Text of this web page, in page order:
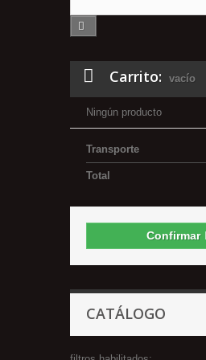
Carrito: vacío
Ningún producto
Transporte
Total
Confirmar
CATÁLOGO